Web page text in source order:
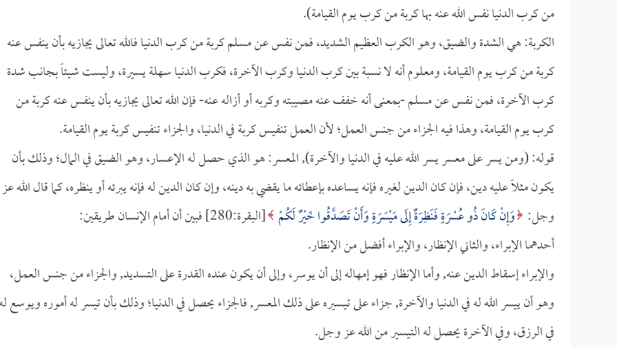
من كرب الدنيا نفس الله عنه بها كربة من كرب يوم القيامة).
الكربة: هي الشدة والضيق، وهو الكرب العظيم الشديد، فمن نفس عن مسلم كربة من كرب الدنيا فالله تعالى يجازيه بأن ينفس عنه
كربة من كرب يوم القيامة، ومعلوم أنه لا نسبة بين كرب الدنيا وكرب الآخرة، فكرب الدنيا سهلة يسيرة، وليست شيئاً بجانب شدة
كرب الآخرة، فمن نفس عن مسلم -بمعنى أنه خفف عنه مصيبته وكربه أو أزاله عنه- فإن الله تعالى يجازيه بأن ينفس عنه كربة من
كرب يوم القيامة، وهذا فيه الجزاء من جنس العمل؛ لأن العمل تنفيس كربة في الدنيا، والجزاء تنفيس كربة يوم القيامة.
قوله: (ومن يسر على معسر يسر الله عليه في الدنيا والآخرة), المعسر: هو الذي حصل له الإعسار، وهو الضيق في المال؛ وذلك بأن
يكون مثلاً عليه دين، فإن كان الدين لغيره فإنه يساعده بإعطائه ما يقضي به دينه، وإن كان الدين له فإنه يبرئه أو ينظره، كما قال الله عز
وجل: وَإِنْ كَانَ ذُو عُسْرَةٍ فَنَظِرَةٌ إِلَى مَيْسَرَةٍ وَأَنْ تَصَدَّقُوا خَيْرٌ لَكُمْ [البقرة:280] فبين أن أمام الإنسان طريقين:
أحدهما الإبراء، والثاني الإنظار، والإبراء أفضل من الإنظار.
والإبراء إسقاط الدين عنه, وأما الإنظار فهو إمهاله إلى أن يوسر، وإلى أن يكون عنده القدرة على التسديد, والجزاء من جنس العمل،
وهو أن ييسر الله له في الدنيا والآخرة, جزاء على تيسيره على ذلك المعسر, فالجزاء يحصل في الدنيا؛ وذلك بأن تيسر له أموره ويوسع
في الرزق، وفي الآخرة يحصل له التيسير من الله عز وجل.